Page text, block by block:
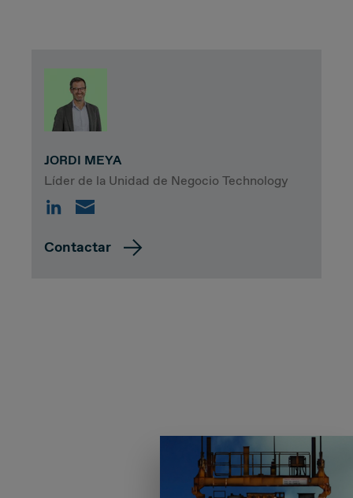
JORDI MEYA
Líder de la Unidad de Negocio Technology
Contactar